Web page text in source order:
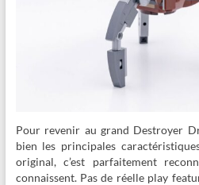
Pour revenir au grand Destroyer
bien les principales
original, c’est parfaitement
connaissent. Pas de réelle play